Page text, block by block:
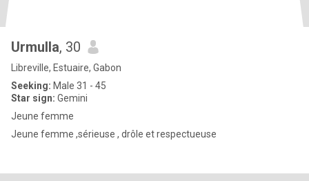
Urmulla, 30
Libreville, Estuaire, Gabon
Seeking: Male 31 - 45
Star sign: Gemini
Jeune femme
Jeune femme ,sérieuse , drôle et respectueuse